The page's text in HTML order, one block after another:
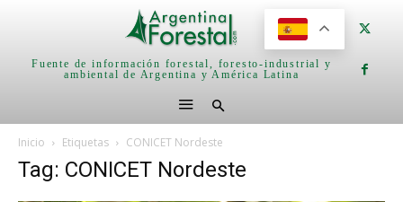
Fuente de información forestal, foresto-industrial y
ambiental de Argentina y América Latina
Inicio Etiquetas CONICET Nordeste
Tag: CONICET Nordeste